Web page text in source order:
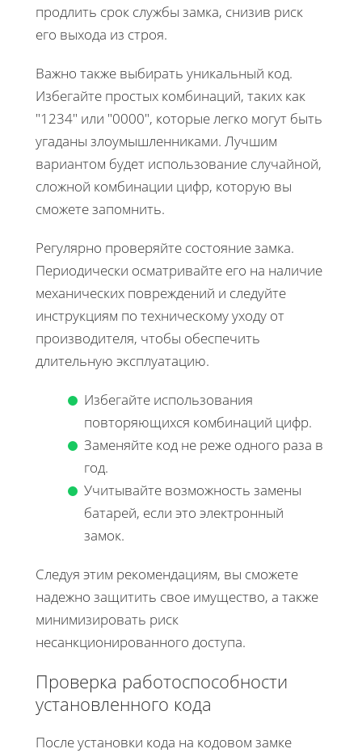
продлить срок службы замка, снизив риск
его выхода из строя.
Важно также выбирать уникальный код.
Избегайте простых комбинаций, таких как
"1234" или "0000", которые легко могут быть
угаданы злоумышленниками. Лучшим
вариантом будет использование случайной,
сложной комбинации цифр, которую вы
сможете запомнить.
Регулярно проверяйте состояние замка.
Периодически осматривайте его на наличие
механических повреждений и следуйте
инструкциям по техническому уходу от
производителя, чтобы обеспечить
длительную эксплуатацию.
Избегайте использования
повторяющихся комбинаций цифр.
Заменяйте код не реже одного раза в
год.
Учитывайте возможность замены
батарей, если это электронный
замок.
Следуя этим рекомендациям, вы сможете
надежно защитить свое имущество, а также
минимизировать риск
несанкционированного доступа.
Проверка работоспособности
установленного кода
После установки кода на кодовом замке